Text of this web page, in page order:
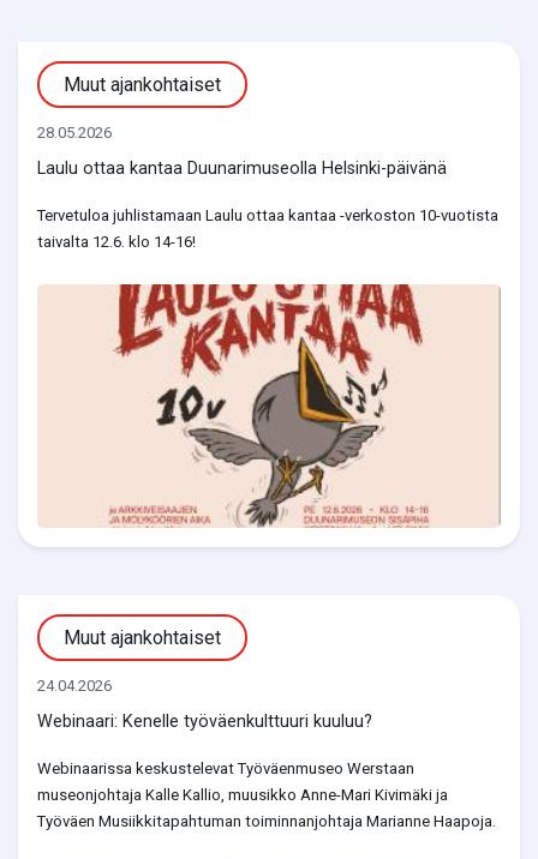
Muut ajankohtaiset
28.05.2026
Laulu ottaa kantaa Duunarimuseolla Helsinki-päivänä
Tervetuloa juhlistamaan Laulu ottaa kantaa -verkoston 10-vuotista
taivalta 12.6. klo 14-16!
Muut ajankohtaiset
24.04.2026
Webinaari: Kenelle työväenkulttuuri kuuluu?
Webinaarissa keskustelevat Työväenmuseo Werstaan
museonjohtaja Kalle Kallio, muusikko Anne-Mari Kivimäki ja
Työväen Musiikkitapahtuman toiminnanjohtaja Marianne Haapoja.